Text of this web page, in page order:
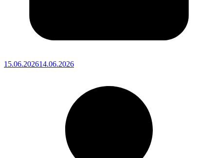
15.06.202614.06.2026